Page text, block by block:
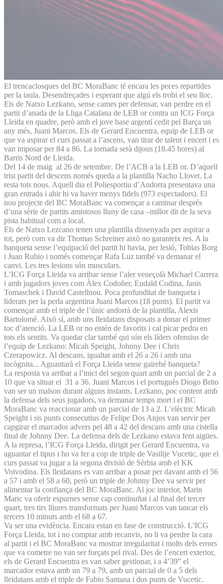
El trencaclosques del BC MoraBanc té encara les peces repartides
per la taula. Desendreçades i esperant que algú els trobi el seu lloc.
Els de Natxo Lezkano, sense cames per defensar, van perdre en el
partit d’anada de la Lliga Catalana de LEB or contra un ICG Força
Lleida en quadre, però amb el jove base argentí cedit pel Barça un
any més, Juani Marcos. Els de Gerard Encuentra, equip de LEB or
que va aspirar el curs passat a l’ascens, van tirar de talent i encert i es
van imposar per 84 a 86. La tornada serà dijous (18.45 hores) al
Barris Nord de Lleida.
Del 14 de maig al 26 de setembre. De l’ACB a la LEB or. D’aquell
trist partit del descens només queda a la plantilla Nacho Llovet. La
resta tots nous. Aquell dia el Poliesportiu d’Andorra presentava una
gran entrada i ahir hi va haver menys fidels (973 espectadors). El
nou projecte del BC MoraBanc va començar a caminar després
d’una sèrie de partits amistosos lluny de casa –millor dit de la seva
pista habitual com a local.
Els de Natxo Lezcano tenen una plantilla dissenyada per aspirar a
tot, però com va dir Thomas Schreiner això no garanteix res. A la
banqueta sense l’equipació del partit hi havia, per lesió, Tobias Borg
i Juan Rubio i només començar Rafa Luz també va demanar el
canvi. Les tres lesions són musculars.
L’ICG Força Lleida va arribar sense l’aler veneçolà Michael Carrera
i amb jugadors joves com Àlex Codoñer, Eudald Codina, Janis
Tomaschek i David Castellnou. Poca profunditat de banqueta i
liderats per la perla argentina Juani Marcos (18 punts). El partit va
començar amb el triple de l’únic andorrà de la plantilla, Alexis
Bartolomé. Això sí, amb uns lleidatans disposats a donar el primer
toc d’atenció. La LEB or no entén de favorits i cal picar pedra en
tots els sentits. Va quedar clar també qui són els líders ofensius de
l’equip de Lezkano: Micah Speight, Johnny Dee i Chris
Czerapowicz. Al descans, igualtat amb el 26 a 26 i amb una
incògnita... Aguantarà el Força Lleida sense gairebé banqueta?
La resposta va arribar a l’inici del segon quart amb un parcial de 2 a
10 que va situar el 31 a 36. Juani Marcos i el portuguès Diogo Brito
van ser un malson durant alguns instants. Lezkano, poc content amb
la defensa dels seus jugadors, va demanar temps mort i el BC
MoraBanc va reaccionar amb un parcial de 13 a 2. L’elèctric Micah
Speight i sis punts consecutius de Felipe Dos Anjos van servir per
capgirar el marcador advers pel 48 a 42 del descans amb una cistella
final de Johnny Dee. La defensa dels de Lezkano estava fent aigües.
A la represa, l’ICG Força Lleida, dirigit per Gerard Encuentra, va
aguantar el tipus i ho va fer a cop de triple de Vasilije Vucetic, que el
curs passat va jugar a la segona divisió de Sèrbia amb el KK
Voivodina. Els lleidatans es van arribar a posar per davant amb el 56
a 57 i amb el 58 a 60, però un triple de Johnny Dee va servir per
alimentar la confiança del BC MoraBanc. Al joc interior, Marin
Maric va oferir espurnes sense cap continuïtat i al final del tercer
quart, tres tirs lliures transformats per Juani Marcos van tancar els
tercers 10 minuts amb el 68 a 67.
Va ser una evidència. Encara estan en fase de construcció. L’ICG
Força Lleida, tot i no comptar amb recanvis, no li va perdre la cara
al partit i el BC MoraBanc va mostrar irregularitat i molts dels errors
que va cometre no van ser forçats pel rival. Des de l’encert exterior,
els de Gerard Encuentra es van saber gestionar, i a 4’39” el
marcador estava amb un 79 a 79, amb un parcial de 0 a 5 dels
lleidatans amb el triple de Fabio Santana i dos punts de Vucetic.